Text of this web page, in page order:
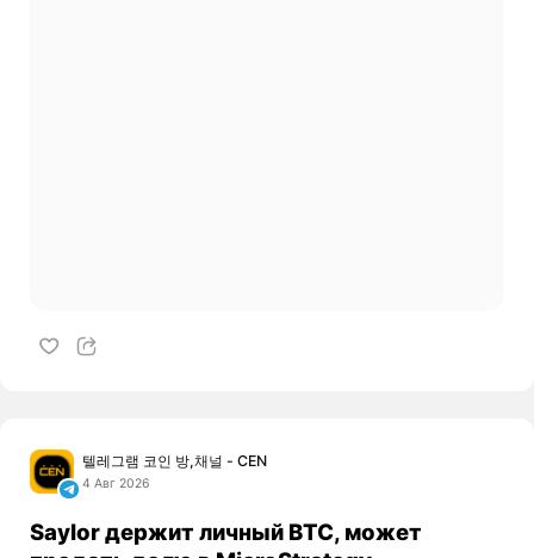
텔레그램 코인 방,채널 - CEN
4 Авг 2026
Saylor держит личный BTC, может